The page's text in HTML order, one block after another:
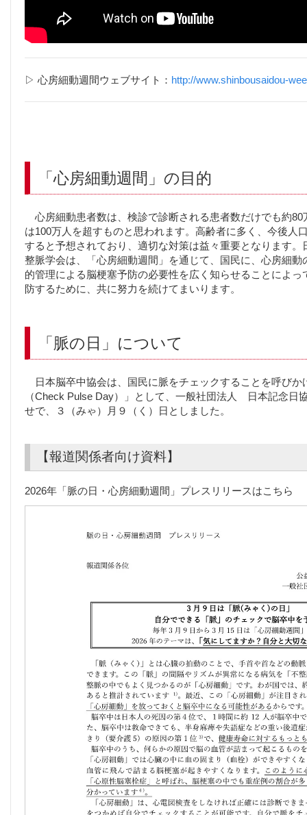
▷ 心房細動週間ウェブサイト： http://www.shinbousaidou-
「心房細動週間」の目的
心房細動患者数は、検診で診断される患者数だけでも約80
は100万人を超すものと思われます。高齢者に多く、今後人
すると予想されており、適切な対策は益々重要となります
整脈学会は、「心房細動週間」を通じて、国民に、心房細
的管理による脳梗塞予防の必要性を広く知らせることによ
防するために、共に努力を続けてまいります。
「脈の日」について
日本脳卒中協会は、国民に脈をチェックすることを呼びか
（Check Pulse Day）」として、一般社団法人 日本記念日
せで、３（みゃ）月９（く）日としました。
【報道関係者向け資料】
2026年「脈の日・心房細動週間」プレスリリースはこちら